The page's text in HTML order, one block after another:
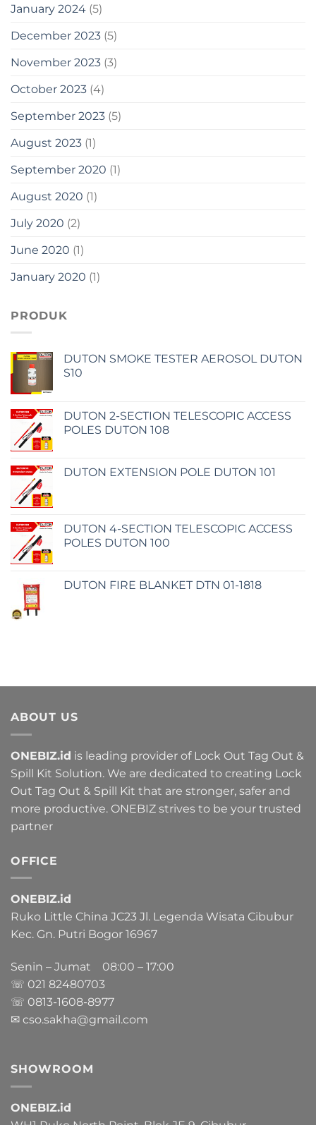
January 2024 (5)
December 2023 (5)
November 2023 (3)
October 2023 (4)
September 2023 (5)
August 2023 (1)
September 2020 (1)
August 2020 (1)
July 2020 (2)
June 2020 (1)
January 2020 (1)
PRODUK
DUTON SMOKE TESTER AEROSOL DUTON
S10
DUTON 2-SECTION TELESCOPIC ACCESS
POLES DUTON 108
DUTON EXTENSION POLE DUTON 101
DUTON 4-SECTION TELESCOPIC ACCESS
POLES DUTON 100
DUTON FIRE BLANKET DTN 01-1818
ABOUT US
ONEBIZ.id is leading provider of Lock Out Tag Out &
Spill Kit Solution. We are dedicated to creating Lock
Out Tag Out & Spill Kit that are stronger, safer and
more productive. ONEBIZ strives to be your trusted
partner
OFFICE
ONEBIZ.id
Ruko Little China JC23 Jl. Legenda Wisata Cibubur
Kec. Gn. Putri Bogor 16967
Senin – Jumat 08:00 – 17:00
☏ 021 82480703
☏ 0813-1608-8977
✉ cso.sakha@gmail.com
SHOWROOM
ONEBIZ.id